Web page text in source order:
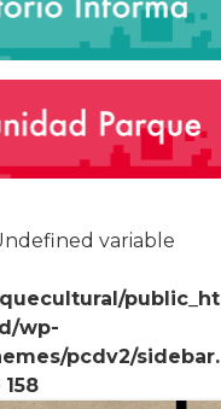
variable
public_ht
wp-
pcdv2/sidebar.
158